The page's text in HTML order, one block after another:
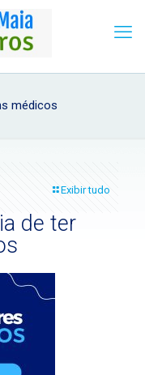
médicos
Exibir tudo
de ter